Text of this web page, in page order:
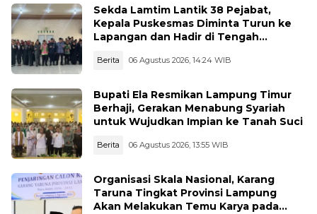
Sekda Lamtim Lantik 38 Pejabat,
Kepala Puskesmas Diminta Turun ke
Lapangan dan Hadir di Tengah
Berita 06 Agustus 2026, 14:24 WIB
Bupati Ela Resmikan Lampung Timur
Berhaji, Gerakan Menabung Syariah
untuk Wujudkan Impian ke Tanah Suci
Berita 06 Agustus 2026, 13:55 WIB
Organisasi Skala Nasional, Karang
Taruna Tingkat Provinsi Lampung
Akan Melakukan Temu Karya pada